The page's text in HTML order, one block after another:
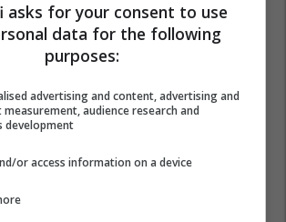
asks for your consent to use
data for the following
purposes:
advertising and content, advertising and
audience research and
development
or access information on a device